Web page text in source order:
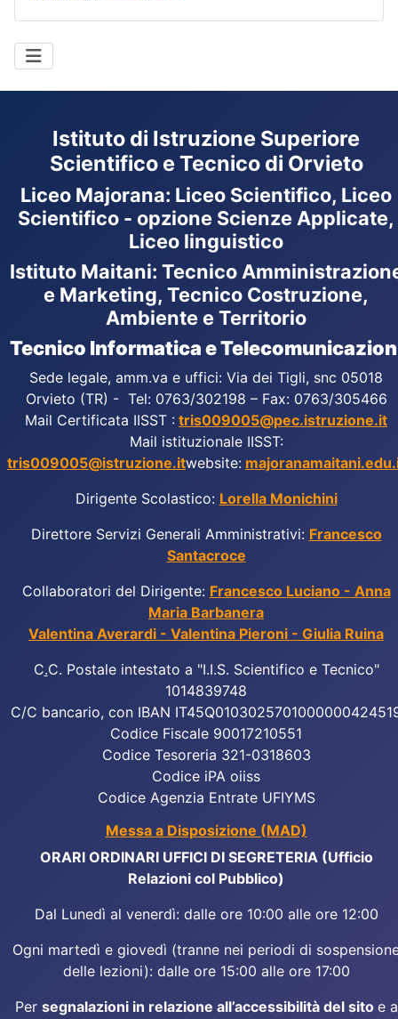
Istituto di Istruzione Superiore
Scientifico e Tecnico di Orvieto
Liceo Majorana: Liceo Scientifico, Liceo
Scientifico - opzione Scienze Applicate,
Liceo linguistico
Istituto Maitani: Tecnico
e Marketing, Tecnico Costruzione,
Ambiente e Territorio
Tecnico Informatica e
Sede legale, amm.va e uffici: Via dei Tigli, snc 05018
Orvieto (TR) - Tel: 0763/302198 – Fax: 0763/305466
Mail Certificata IISST : tris009005@pec.istruzione.it
Mail istituzionale IISST:
tris009005@istruzione.itwebsite:
Dirigente Scolastico: Lorella Monichini
Direttore Servizi Generali Amministrativi: Francesco
Santacroce
Collaboratori del Dirigente: Francesco Luciano - Anna
Maria Barbanera
Valentina Averardi - Valentina Pieroni - Giulia Ruina
C.C. Postale intestato a "I.I.S. Scientifico e Tecnico"
1014839748
C/C bancario, con IBAN
Codice Fiscale 90017210551
Codice Tesoreria 321-0318603
Codice iPA oiiss
Codice Agenzia Entrate UFIYMS
Messa a Disposizione (MAD)
ORARI ORDINARI UFFICI DI SEGRETERIA (Ufficio
Relazioni col Pubblico)
Dal Lunedì al venerdì: dalle ore 10:00 alle ore 12:00
Ogni martedì e giovedì (tranne nei periodi di
delle lezioni): dalle ore 15:00 alle ore 17:00
Per segnalazioni in relazione all’accessibilità del sito e a